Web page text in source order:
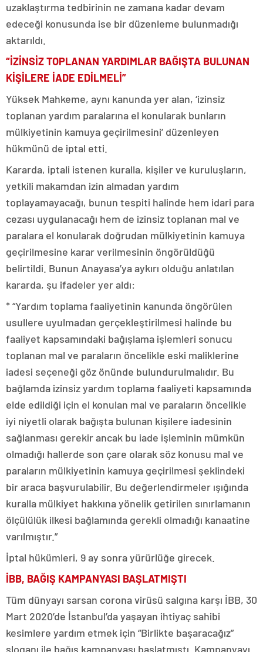
uzaklaştırma tedbirinin ne zamana kadar devam
edeceği konusunda ise bir düzenleme bulunmadığı
aktarıldı.
“İZİNSİZ TOPLANAN YARDIMLAR BAĞIŞTA BULUNAN
KİŞİLERE İADE EDİLMELİ”
Yüksek Mahkeme, aynı kanunda yer alan, ‘izinsiz
toplanan yardım paralarına el konularak bunların
mülkiyetinin kamuya geçirilmesini’ düzenleyen
hükmünü de iptal etti.
Kararda, iptali istenen kuralla, kişiler ve kuruluşların,
yetkili makamdan izin almadan yardım
toplayamayacağı, bunun tespiti halinde hem idari para
cezası uygulanacağı hem de izinsiz toplanan mal ve
paralara el konularak doğrudan mülkiyetinin kamuya
geçirilmesine karar verilmesinin öngörüldüğü
belirtildi. Bunun Anayasa’ya aykırı olduğu anlatılan
kararda, şu ifadeler yer aldı:
* “Yardım toplama faaliyetinin kanunda öngörülen
usullere uyulmadan gerçekleştirilmesi halinde bu
faaliyet kapsamındaki bağışlama işlemleri sonucu
toplanan mal ve paraların öncelikle eski maliklerine
iadesi seçeneği göz önünde bulundurulmalıdır. Bu
bağlamda izinsiz yardım toplama faaliyeti kapsamında
elde edildiği için el konulan mal ve paraların öncelikle
iyi niyetli olarak bağışta bulunan kişilere iadesinin
sağlanması gerekir ancak bu iade işleminin mümkün
olmadığı hallerde son çare olarak söz konusu mal ve
paraların mülkiyetinin kamuya geçirilmesi şeklindeki
bir araca başvurulabilir. Bu değerlendirmeler ışığında
kuralla mülkiyet hakkına yönelik getirilen sınırlamanın
ölçülülük ilkesi bağlamında gerekli olmadığı kanaatine
varılmıştır.”
İptal hükümleri, 9 ay sonra yürürlüğe girecek.
İBB, BAĞIŞ KAMPANYASI BAŞLATMIŞTI
Tüm dünyayı sarsan corona virüsü salgına karşı İBB, 30
Mart 2020’de İstanbul’da yaşayan ihtiyaç sahibi
kesimlere yardım etmek için “Birlikte başaracağız”
sloganı ile bağış kampanyası başlatmıştı. Kampanyayı